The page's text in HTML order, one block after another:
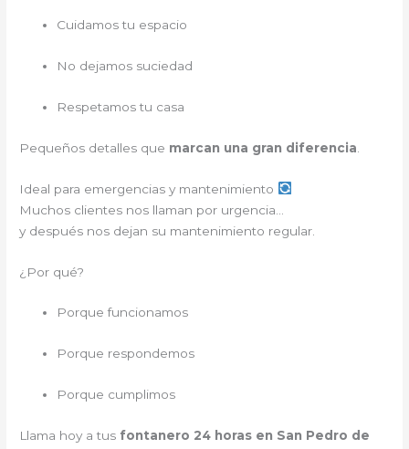
Cuidamos tu espacio
No dejamos suciedad
Respetamos tu casa
Pequeños detalles que marcan una gran diferencia
Ideal para emergencias y mantenimiento
Muchos clientes nos llaman por urgencia…
y después nos dejan su mantenimiento regular.
¿Por qué?
Porque funcionamos
Porque respondemos
Porque cumplimos
Llama hoy a tus fontanero 24 horas en San Pedro de